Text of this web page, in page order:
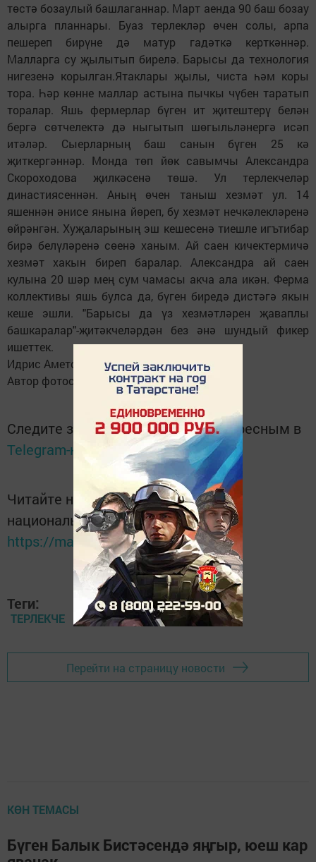
төстә бозаулый башлаганнар. Март аенда 90 баш бозау
алырга планнары. Буаз терлекләр өчен солы, арпа
пешереп бирүне дә матур гадәткә керткәннәр.
Малларга су җылытып бирелә. Барысы да технология
нигезенә корылган.Ятаклары җылы, чиста һәм коры
тора. Һәр көнне маллар астына пычкы чүбен таратып
торалар. Яшь фермерлар бүген ит җитештерү белән
бергә сөтчелектә дә ныгытып шөгыльләнергә исәп
итәләр. Сыерларның баш санын бүген 25 кә
җиткергәннәр. Монда төп йөк савымчы Александра
Скороходова җилкәсенә төшә. Ул терлекчеләр
династиясеннән. Аның өчен таныш хезмәт ул. 14
яшеннән әнисе янына йөреп, бу хезмәт нечкәлекләренә
өйрәнгән. Хуҗаларының эш кешесенә тиешле игътибар
бирә белүләренә сөенә ханым. Ай саен кичектермичә
хезмәт хакын биреп баралар. Александра ай саен
кулына 20 шәр мең сум чамасы акча ала икән. Ферма
коллективы яшь булса да, бүген биредә дистәгә якын
кеше эшли. "Барысы да үз хезмәтләрен җаваплы
башкаралар"-җитәкчеләрдән без әнә шундый фикер
ишеттек.
Идрис Аметов.
Автор фотосы.
Следите за самым важным и интересным в
Telegram-канале
Татмедиа
Читайте новости Татарстана в
национальном мессенджере MАХ:
https://max.ru/tatmedia
Теги:
ТЕРЛЕКЧЕ
Перейти на страницу новости
КӨН ТЕМАСЫ
Бүген Балык Бистәсендә яңгыр, юеш кар